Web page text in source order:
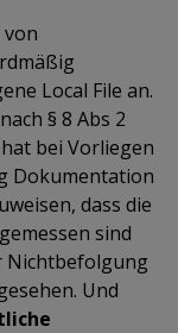
Local File an.
§ 8 Abs 2
bei Vorliegen
Dokumentation
dass die
sind
Nichtbefolgung
Und